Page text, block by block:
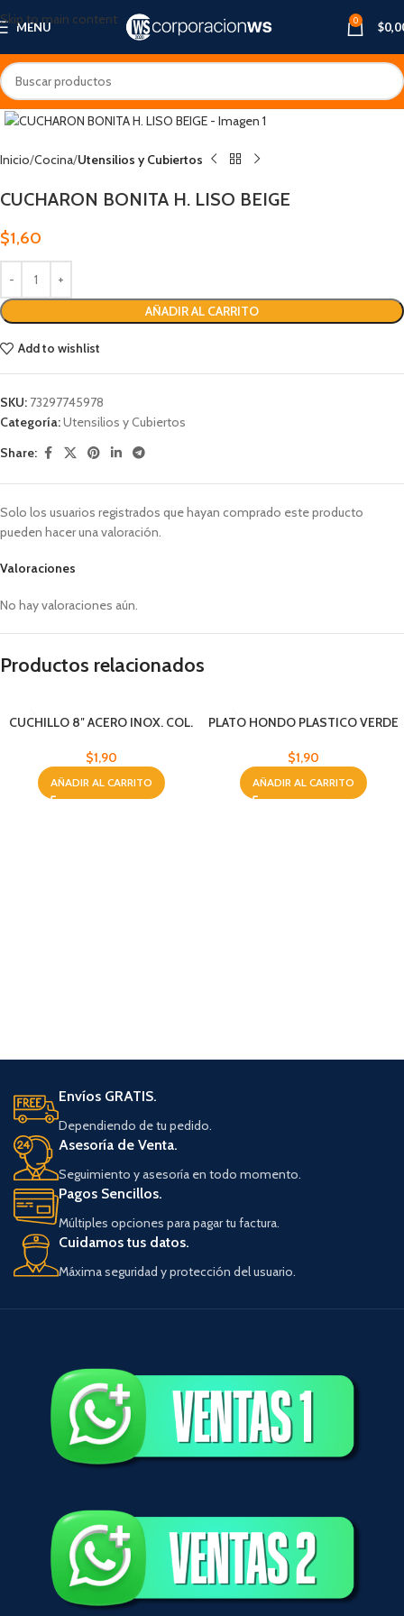
Skip to main content
MENU 0 $
Inicio Cocina Utensilios y Cubiertos
CUCHARON BONITA H. LISO BEIGE
$1,60
AÑADIR AL CARRITO
Add to wishlist
SKU: 73297745978
Categoría:Utensilios y Cubiertos
Share:
Valoraciones
No hay valoraciones aún.
Solo los usuarios registrados que hayan comprado este producto
pueden hacer una valoración.
Productos relacionados
CUCHILLO 8″ ACERO INOX. COL.
$1,90
AÑADIR AL CARRITO
PLATO HONDO PLASTICO VERDE
$1,90
AÑADIR AL CARRITO
Envíos GRATIS.
Dependiendo de tu pedido.
Asesoría de Venta.
Seguimiento y asesoría en todo momento.
Pagos Sencillos.
Múltiples opciones para pagar tu factura.
Cuidamos tus datos.
Máxima seguridad y protección del usuario.